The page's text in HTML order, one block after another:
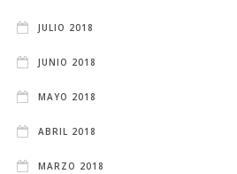
JULIO 2018
JUNIO 2018
MAYO 2018
ABRIL 2018
MARZO 2018